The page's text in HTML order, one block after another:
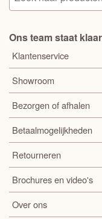
Ons team staat
Klantenservice
Showroom
Bezorgen of afhalen
Betaalmogelijkheden
Retourneren
Brochures en video's
Over ons